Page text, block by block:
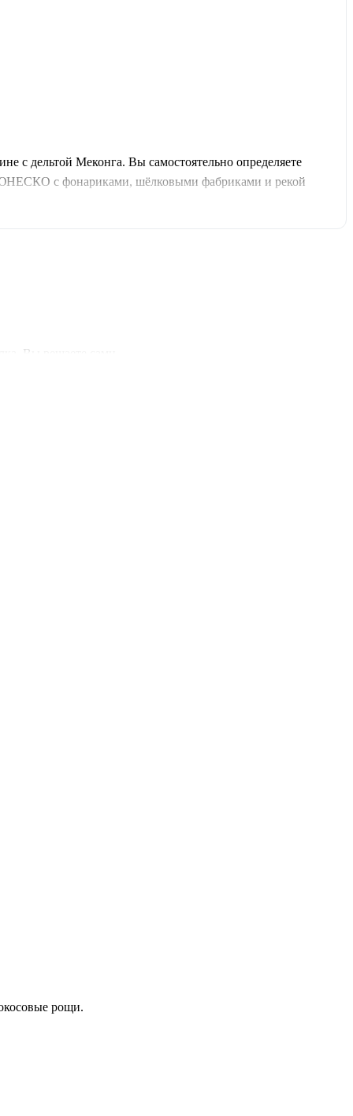
с дельтой Меконга. Вы самостоятельно определяете
с фонариками, шёлковыми фабриками и рекой
Винь Чанг, моторная лодка, кокосовые сладости,
Вы решаете сами.
рощи.